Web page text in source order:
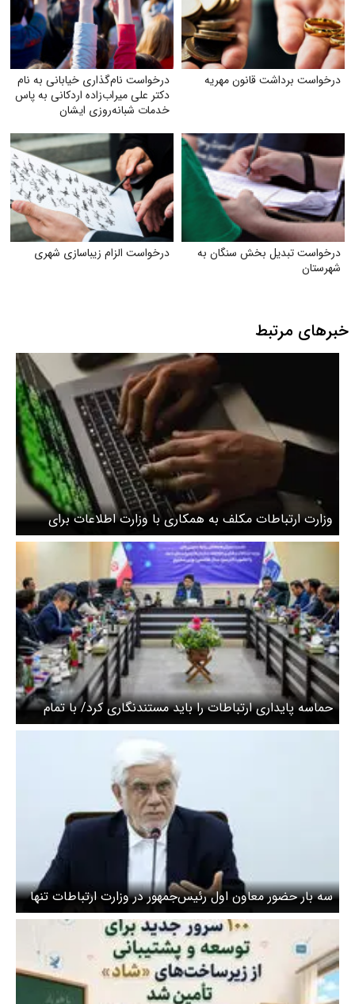
درخواست برداشت قانون مهریه
درخواست نام‌گذاری خیابانی به نام
دکتر علی میراب‌زاده اردکانی به پاس
خدمات شبانه‌روزی ایشان
درخواست تبدیل بخش سنگان به
شهرستان
درخواست الزام زیبا‌سازی شهری
خبرهای مرتبط
وزارت ارتباطات مکلف به همکاری با وزارت اطلاعات برای
امنیت سایبری شد
حماسه پایداری ارتباطات را باید مستندنگاری کرد/ با تمام
وجود پذیرای نقد و نظر مردم هستیم
سه بار حضور معاون اول رئیس‌جمهور در وزارت ارتباطات تنها
در یک هفته